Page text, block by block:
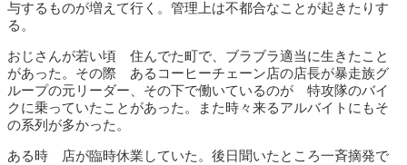
与するものが増えて行く。管理上は不都合なことが起きたりす
る。
おじさんが若い頃 住んでた町で、ブラブラ適当に生きたこと
があった。その際 あるコーヒーチェーン店の店長が暴走族グ
ループの元リーダー、その下で働いているのが 特攻隊のバイ
クに乗っていたことがあった。また時々来るアルバイトにもそ
の系列が多かった。
ある時 店が臨時休業していた。後日聞いたところ一斉摘発で